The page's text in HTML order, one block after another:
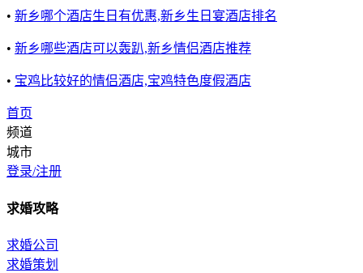
• 新乡哪个酒店生日有优惠,新乡生日宴酒店排名
• 新乡哪些酒店可以轰趴,新乡情侣酒店推荐
• 宝鸡比较好的情侣酒店,宝鸡特色度假酒店
首页
频道
城市
登录/注册
求婚攻略
求婚公司
求婚策划